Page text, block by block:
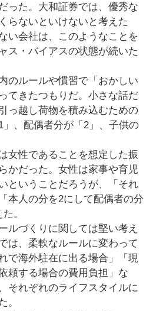
った。大和証券では、優秀な
らないといけないと考えた
い会社は、このようなことを
ス・バイアスの状態が続いた
のルールや慣習で「おかしい
てきたつもりだ。小さな話だ
っ越し荷物を積み込むための
、配偶者分が「2」、子供の
女性であることを想定した振
かだった。女性は家事や育児
ということだろうが、「それ
本人の分を2にして配偶者の分
。
ルづくりに関しては堅い考え
は、柔軟なルールに変わって
で海外駐在に出る場合」「現
頼する場合の費用負担」な
それぞれのライフスタイルに
。